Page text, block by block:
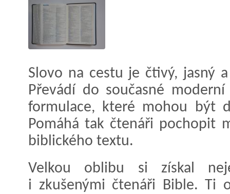
Slovo na cestu je čtivý, jasný
Převádí do současné
formulace, které mohou být
Pomáhá tak čtenáři pochopit
biblického textu.
Velkou oblibu si získal
i zkušenými čtenáři Bible. Ti